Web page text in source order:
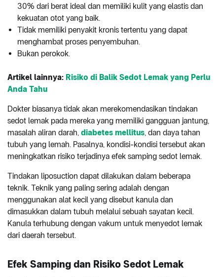
30% dari berat ideal dan memiliki kulit yang elastis dan
kekuatan otot yang baik.
Tidak memiliki penyakit kronis tertentu yang dapat
menghambat proses penyembuhan.
Bukan perokok.
Artikel lainnya: Risiko di Balik Sedot Lemak yang Perlu
Anda Tahu
Dokter biasanya tidak akan merekomendasikan tindakan
sedot lemak pada mereka yang memiliki gangguan jantung,
masalah aliran darah, diabetes mellitus, dan daya tahan
tubuh yang lemah. Pasalnya, kondisi-kondisi tersebut akan
meningkatkan risiko terjadinya efek samping sedot lemak.
Tindakan liposuction dapat dilakukan dalam beberapa
teknik. Teknik yang paling sering adalah dengan
menggunakan alat kecil yang disebut kanula dan
dimasukkan dalam tubuh melalui sebuah sayatan kecil.
Kanula terhubung dengan vakum untuk menyedot lemak
dari daerah tersebut.
Efek Samping dan Risiko Sedot Lemak